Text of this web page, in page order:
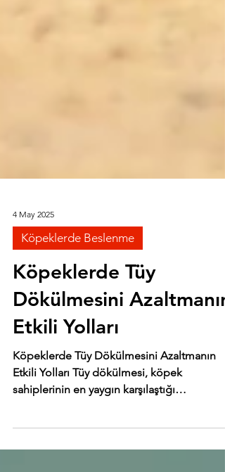
4 May 2025
Köpeklerde Beslenme
Köpeklerde Tüy
Dökülmesini Azaltmanın
Etkili Yolları
Etkili Yolları Tüy dökülmesi, köpek